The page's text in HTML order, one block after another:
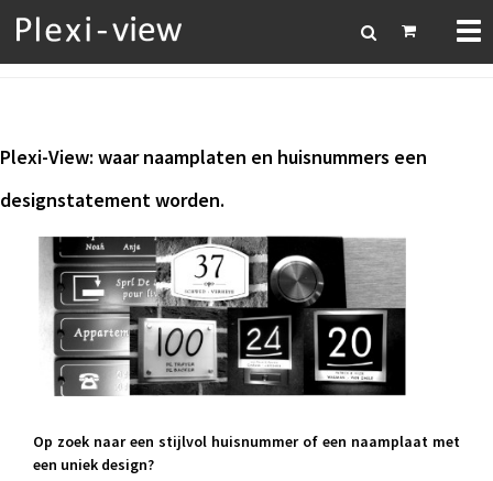
Plexi-View: waar naamplaten en huisnummers een
designstatement worden.
Op zoek naar een stijlvol huisnummer of een naamplaat met
een uniek design?